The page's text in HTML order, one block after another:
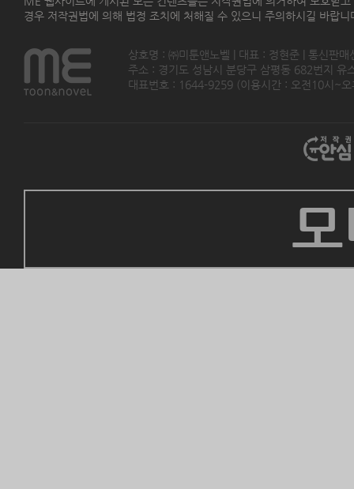
경우 저작권법에 의해 법정 조치에 처해질 수 있으니 주의하시길 바랍니
상호명 : ㈜미툰앤노벨 | 대표 : 정현준 | 통신판
주소 : 경기도 성남시 분당구 삼평동 682번지
대표번호 : 1644-9259 (이용시간 : 오전10시~